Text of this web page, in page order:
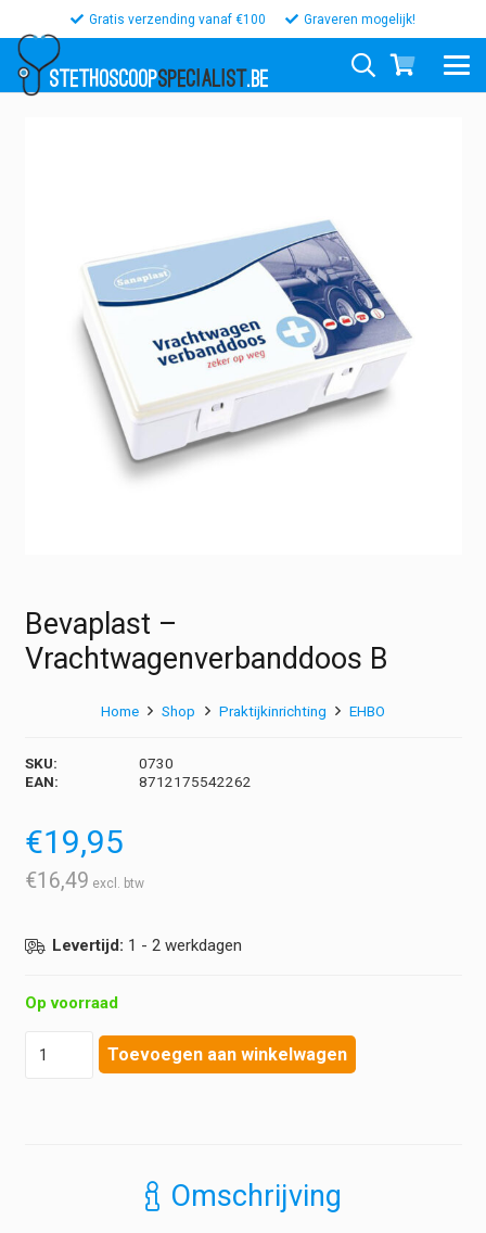
Gratis verzending vanaf €100 Graveren mogelijk!
STETHOSCOOPSPECIALIST.BE
Bevaplast –
Vrachtwagenverbanddoos B
Home Shop Praktijkinrichting EHBO
SKU:
0730
EAN:
8712175542262
€19,95
€16,49
Levertijd: 1 - 2 werkdagen
Op voorraad
Toevoegen aan winkelwagen
Omschrijving